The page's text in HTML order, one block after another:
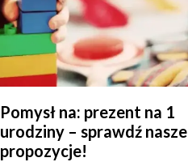
Pomysł na: prezent na 1
urodziny – sprawdź nasze
propozycje!